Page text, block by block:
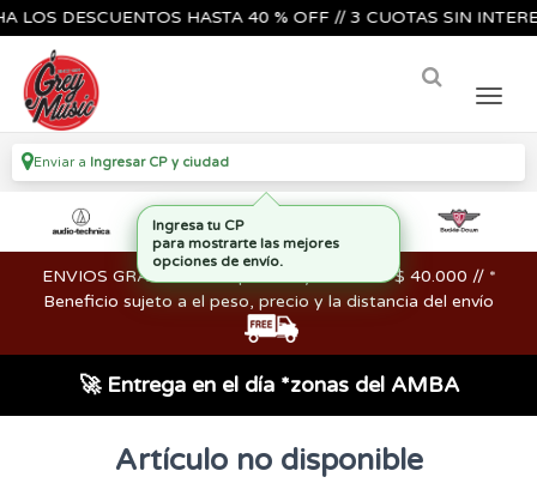
LOS DESCUENTOS HASTA 40 % OFF // 3 CUOTAS SIN
Enviar a Ingresar CP y ciudad
ENVIOS GRATIS en compras mayores a los $ 40.000 // *
Beneficio sujeto a el peso, precio y la distancia del envío
🚀 Entrega en el día *zonas del AMBA
Artículo no disponible
Ingresa tu CP
para mostrarte las mejores
opciones de envío.